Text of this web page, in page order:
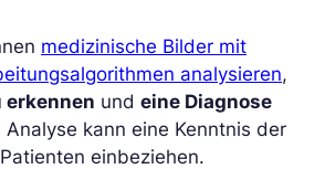
medizinische Bilder mit
analysieren,
erkennen und eine Diagnose
Analyse kann eine Kenntnis der
einbeziehen.